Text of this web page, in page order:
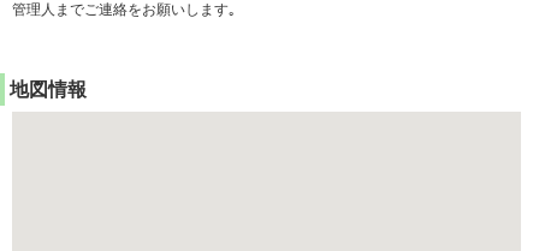
管理人までご連絡をお願いします｡
地図情報